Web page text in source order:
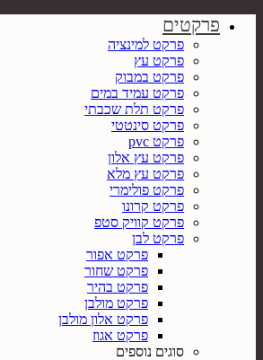
פרקטים
פרקט למינציה
פרקט עץ
פרקט במבוק
פרקט עמיד במים
פרקט תלת שכבתי
פרקט סינטטי
פרקט pvc
פרקט עץ אלון
פרקט עץ מלא
פרקט פולימרי
פרקט קרונו
פרקט קוויק סטפ
פרקט לבן
פרקט אפור
פרקט שחור
פרקט בהיר
פרקט מולבן
פרקט אלון מולבן
פרקט אגוז
סוגים נוספים